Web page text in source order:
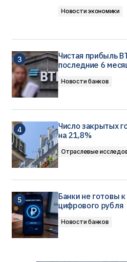
Новости экономики
Чистая прибыль
последние 6
Новости банков
Число закрытых
на 21,8%
Отраслевые
Банки не готовы
цифрового рубля
Новости банков